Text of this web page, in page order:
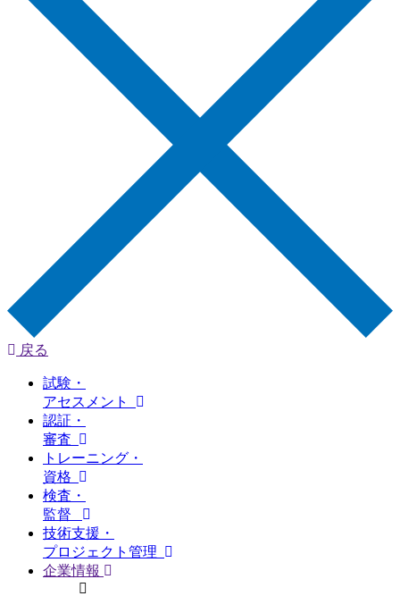
戻る
試験・
アセスメント
認証・
審査
トレーニング・
資格
検査・
監督
技術支援・
プロジェクト管理
企業情報